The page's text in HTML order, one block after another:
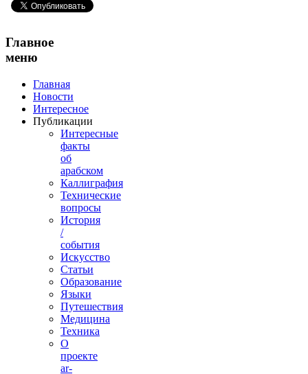
Главное
меню
Главная
Новости
Интересное
Публикации
Интересные
факты
об
арабском
Каллиграфия
Технические
вопросы
История
/
события
Искусство
Статьи
Образование
Языки
Путешествия
Медицина
Техника
О
проекте
ar-